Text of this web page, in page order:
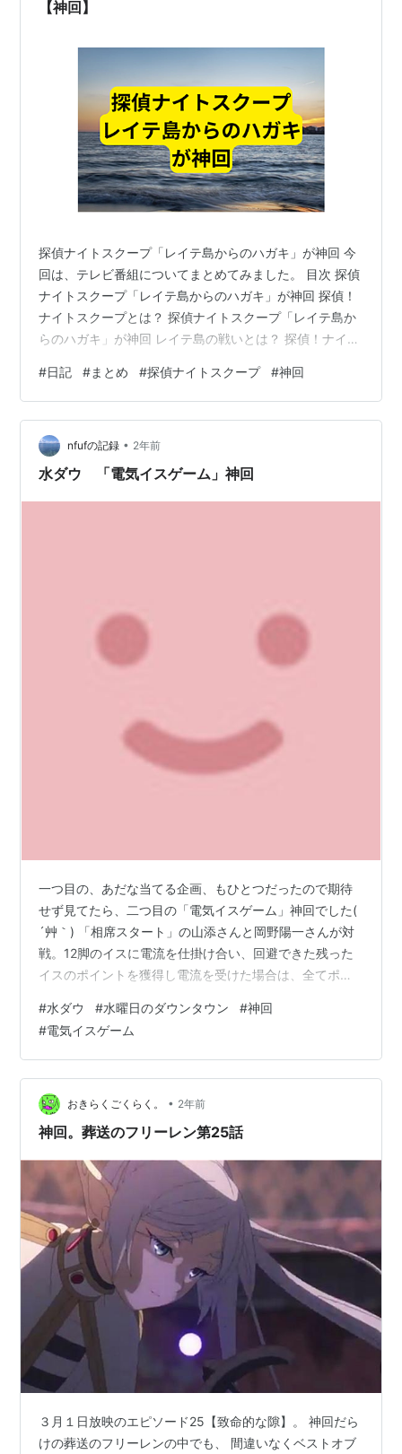
【神回】
探偵ナイトスクープ「レイテ島からのハガキ」が神回 今
回は、テレビ番組についてまとめてみました。 目次 探偵
ナイトスクープ「レイテ島からのハガキ」が神回 探偵！
ナイトスクープとは？ 探偵ナイトスクープ「レイテ島か
らのハガキ」が神回 レイテ島の戦いとは？ 探偵！ナイト
1988年3月5日から放送されている視聴者参加型のバラエ
ティ番組。 朝日放送テレビ（ABCテレビ）制作。 今回、
TVer配信番組（ネット配信）で 「西田敏行さん追悼総集
編」として期間限定配信されています。 探偵ナイトスク
ープ「レイテ島からのハガキ」が神回 探偵ナイトスクー
#日記 #まとめ #探偵ナイトスクープ #神回
nfufの記録 • 2年前
水ダウ 「電気イスゲーム」神回
一つ目の、あだな当てる企画、もひとつだったので期待
せず見てたら、二つ目の「電気イスゲーム」神回でした(
´艸｀) 「相席スタート」の山添さんと岡野陽一さんが対
戦。12脚のイスに電流を仕掛け合い、回避できた残った
イスのポイントを獲得し電流を受けた場合は、全てポイ
う心理戦。40ポイントを先に獲得するか、最終的に得点
で上回るか、相手に3回電流を食らわせるかで勝利。 二
人とも、ギャンブル好きらしく、最初は山添さん優勢で
スタートも、ひりひりする心理戦に。テレビ番組の企画
ですが、お二人共たのしまれたのでは( ´艸｀) UCC ゴー
ルドスペシャル リッチブレ…
#水ダウ #水曜日のダウンタウン #神回
#電気イスゲーム
おきらくごくらく。 • 2年前
神回。葬送のフリーレン第25話
３月１日放映のエピソード25【致命的な隙】。 神回だら
けの葬送のフリーレンの中でも、 間違いなくベストオブ